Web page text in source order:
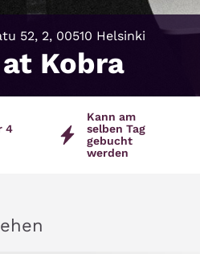
Kobra
52, 2, 00510 Helsinki
4
Kann am
selben Tag
gebucht
werden